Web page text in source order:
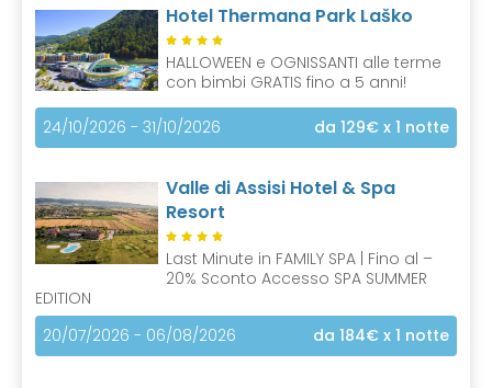
Hotel Thermana Park Laško
HALLOWEEN e OGNISSANTI alle terme
con bimbi GRATIS fino a 5 anni!
24/10/2026 - 31/10/2026 da 129€ x 1 notte
Valle di Assisi Hotel & Spa
Resort
Last Minute in FAMILY SPA | Fino al –
20% Sconto Accesso SPA SUMMER
EDITION
20/07/2026 - 06/08/2026
da 184€ x 1 notte